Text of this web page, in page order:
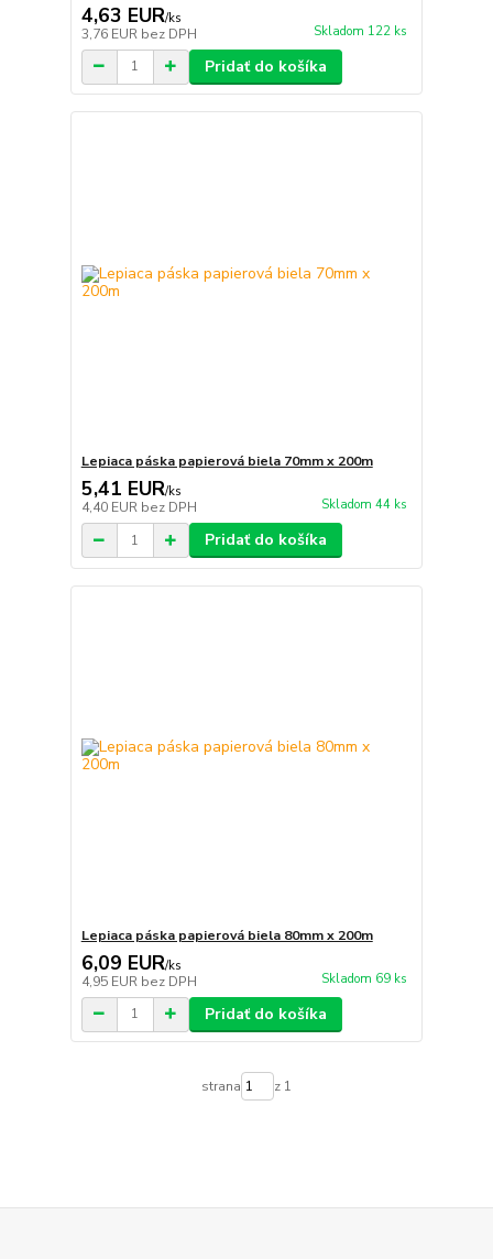
4,63 EUR/ks
3,76 EUR bez DPH Skladom 122 ks
Pridať do košíka
Lepiaca páska papierová biela 70mm x 200m
5,41 EUR/ks
4,40 EUR bez DPH Skladom 44 ks
Pridať do košíka
Lepiaca páska papierová biela 80mm x 200m
6,09 EUR/ks
4,95 EUR bez DPH Skladom 69 ks
Pridať do košíka
strana z 1